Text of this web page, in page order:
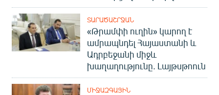
ՏԱՐԱԾԱՇՐՋԱՆ
«Թրամփի ուղին» կարող է
ամրապնդել Հայաստանի և
Ադրբեջանի միջև
խաղաղությունը. Լայթսթոուն
ՄԻՋԱԶԳԱՅԻՆ